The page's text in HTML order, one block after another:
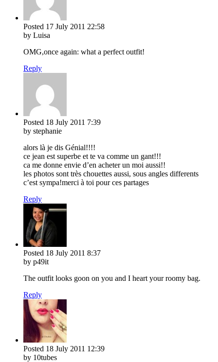
Posted 17 July 2011 22:58
by Luisa
OMG,once again: what a perfect outfit!
Reply
Posted 18 July 2011 7:39
by stephanie
alors là je dis Génial!!!!
ce jean est superbe et te va comme un gant!!!
ca me donne envie d’en acheter un moi aussi!!
les photos sont très chouettes aussi, sous angles differents
c’est sympa!merci à toi pour ces partages
Reply
Posted 18 July 2011 8:37
by p49it
The outfit looks goon on you and I heart your roomy bag.
Reply
Posted 18 July 2011 12:39
by 10tubes